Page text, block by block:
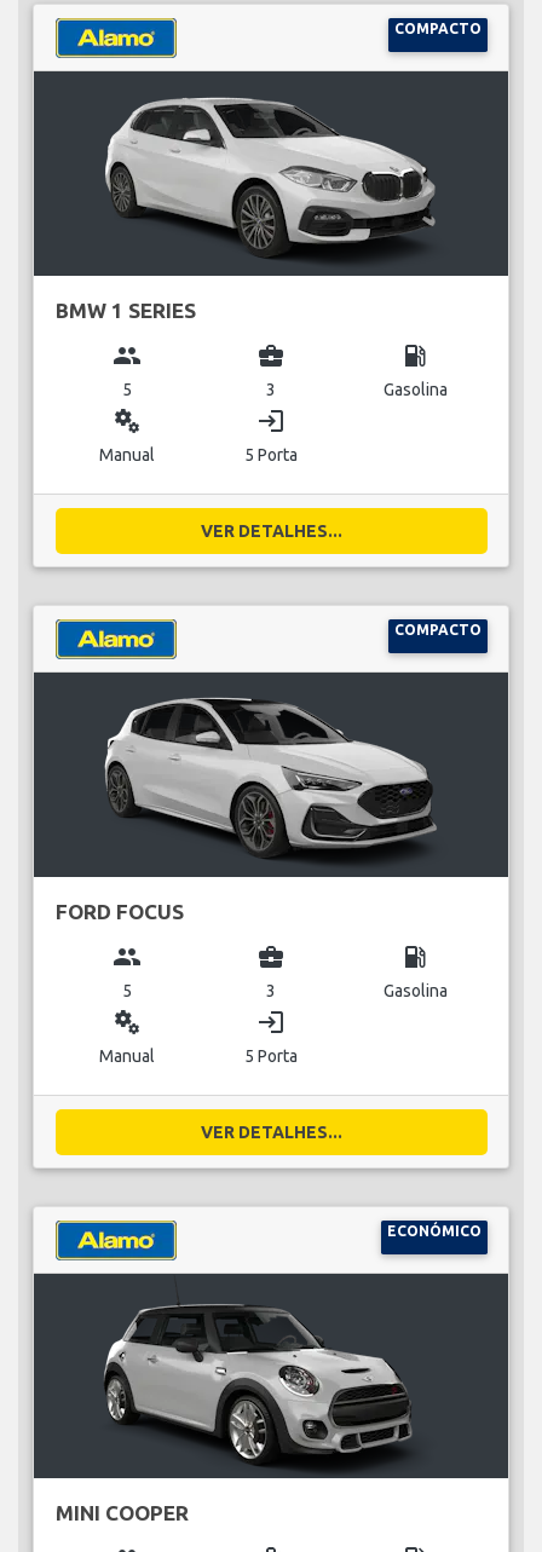
COMPACTO
BMW 1 SERIES
group
5
business_center
3
local_gas_station
Gasolina
miscellaneous_services
Manual
login
5 Porta
VER DETALHES...
COMPACTO
FORD FOCUS
group
5
business_center
3
local_gas_station
Gasolina
miscellaneous_services
Manual
login
5 Porta
VER DETALHES...
ECONÓMICO
MINI COOPER